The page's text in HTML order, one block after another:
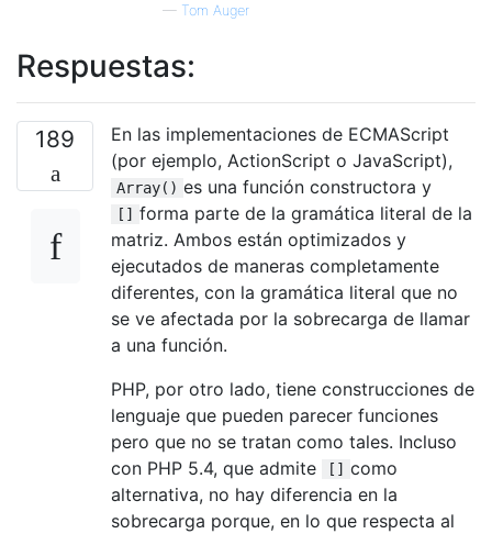
— Tom Auger
Respuestas:
189
En las implementaciones de ECMAScript
(por ejemplo, ActionScript o JavaScript),
Array() es una función constructora y
[] forma parte de la gramática literal de la
matriz. Ambos están optimizados y
ejecutados de maneras completamente
diferentes, con la gramática literal que no
se ve afectada por la sobrecarga de llamar
a una función.
PHP, por otro lado, tiene construcciones de
lenguaje que pueden parecer funciones
pero que no se tratan como tales. Incluso
con PHP 5.4, que admite
[] como
alternativa, no hay diferencia en la
sobrecarga porque, en lo que respecta al